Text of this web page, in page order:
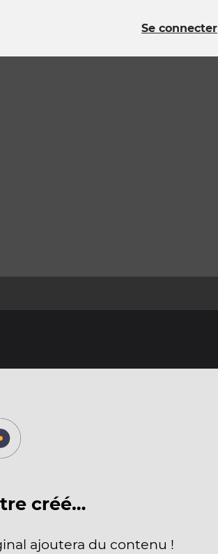
Se connecter
créé…
ajoutera du contenu !